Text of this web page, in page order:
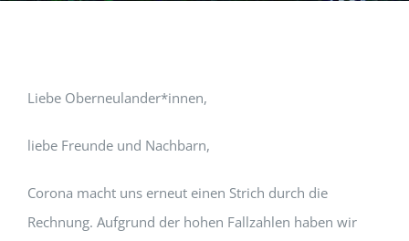
Liebe Oberneulander*innen,
liebe Freunde und Nachbarn,
Corona macht uns erneut einen Strich durch die
Rechnung. Aufgrund der hohen Fallzahlen haben wir